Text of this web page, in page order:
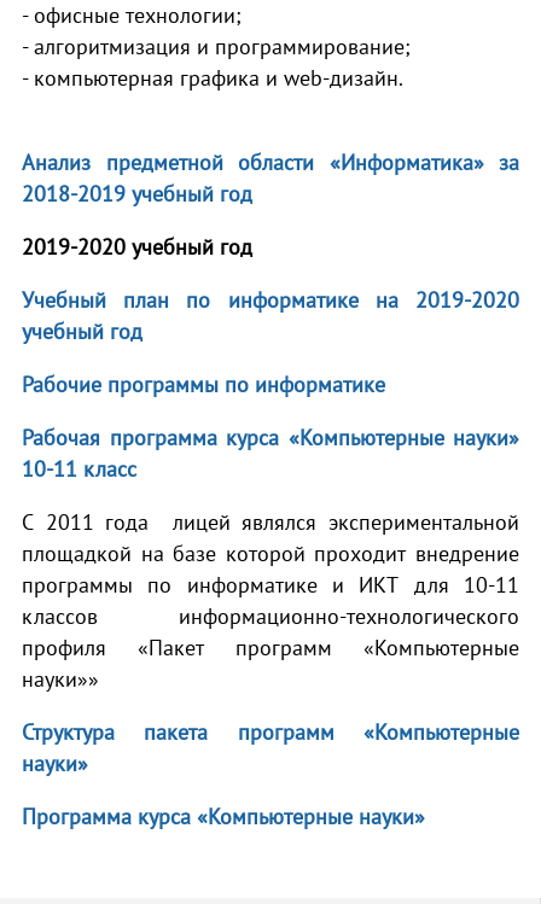
- офисные технологии;
- алгоритмизация и программирование;
- компьютерная графика и web-дизайн.
Анализ предметной области «Информатика» за
2018-2019 учебный год
2019-2020 учебный год
Учебный план по информатике на 2019-2020
учебный год
Рабочие программы по информатике
Рабочая программа курса «Компьютерные науки»
10-11 класс
С 2011 года лицей являлся экспериментальной
площадкой на базе которой проходит внедрение
программы по информатике и ИКТ для 10-11
классов информационно-технологического
профиля «Пакет программ «Компьютерные
науки»»
Структура пакета программ «Компьютерные
науки»
Программа курса «Компьютерные науки»